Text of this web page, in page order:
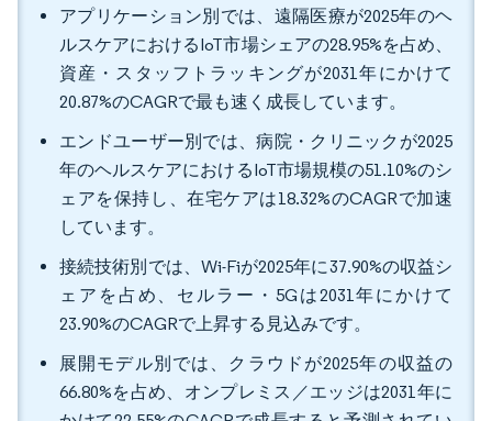
アプリケーション別では、遠隔医療が2025年のヘ
ルスケアにおけるIoT市場シェアの28.95%を占め、
資産・スタッフトラッキングが2031年にかけて
20.87%のCAGRで最も速く成長しています。
エンドユーザー別では、病院・クリニックが2025
年のヘルスケアにおけるIoT市場規模の51.10%のシ
ェアを保持し、在宅ケアは18.32%のCAGRで加速
しています。
接続技術別では、Wi-Fiが2025年に37.90%の収益シ
ェアを占め、セルラー・5Gは2031年にかけて
23.90%のCAGRで上昇する見込みです。
展開モデル別では、クラウドが2025年の収益の
66.80%を占め、オンプレミス／エッジは2031年に